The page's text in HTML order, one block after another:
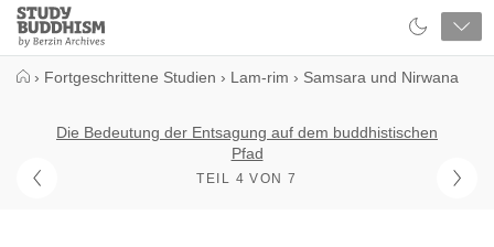
Close
Study
Buddhism
› Fortgeschrittene Studien › Lam-rim › Samsara und Nirwana
Die Bedeutung der Entsagung auf dem buddhistischen
Pfad
TEIL 4 VON 7